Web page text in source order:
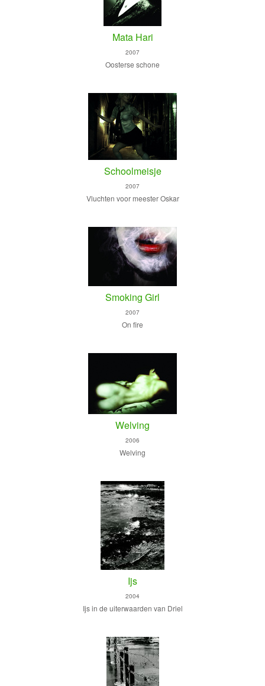
Mata Hari
2007
Oosterse schone
Schoolmeisje
2007
Vluchten voor meester Oskar
Smoking Girl
2007
On fire
Welving
2006
Welving
Ijs
2004
Ijs in de uiterwaarden van Driel